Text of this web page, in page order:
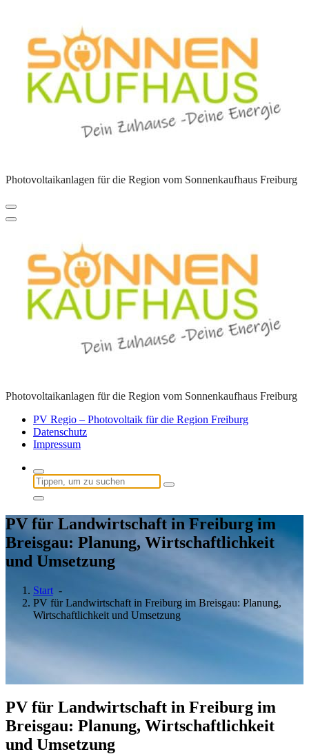
springen
Photovoltaikanlagen für die Region vom Sonnenkaufhaus Freiburg
Photovoltaikanlagen für die Region vom Sonnenkaufhaus Freiburg
PV Regio – Photovoltaik für die Region Freiburg
Datenschutz
Impressum
Suchen
nach:
PV für Landwirtschaft in Freiburg im
Breisgau: Planung, Wirtschaftlichkeit
und Umsetzung
Start -
PV für Landwirtschaft in Freiburg im Breisgau: Planung,
Wirtschaftlichkeit und Umsetzung
PV für Landwirtschaft in Freiburg im
Breisgau: Planung, Wirtschaftlichkeit
und Umsetzung